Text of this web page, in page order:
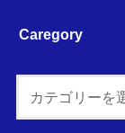
Caregory